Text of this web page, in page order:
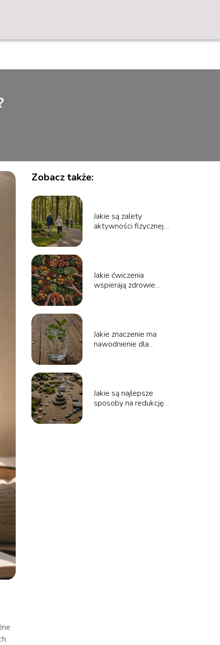
Zobacz także:
Jakie są zalety
aktywności fizycznej
Jakie ćwiczenia
wspierają zdrowie
Jakie znaczenie ma
nawodnienie dla
Jakie są najlepsze
sposoby na redukcję